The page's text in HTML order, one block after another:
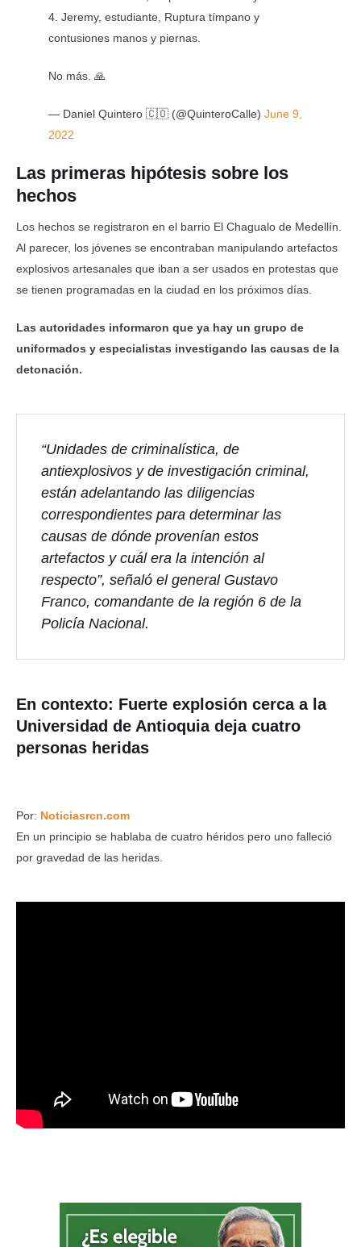
4. Jeremy, estudiante, Ruptura tímpano y
contusiones manos y piernas.
No más. 🙏
— Daniel Quintero 🇨🇴 (@QuinteroCalle) June 9,
2022
Las primeras hipótesis sobre los
hechos
Los hechos se registraron en el barrio El Chagualo de Medellín.
Al parecer, los jóvenes se encontraban manipulando artefactos
explosivos artesanales que iban a ser usados en protestas que
se tienen programadas en la ciudad en los próximos días.
Las autoridades informaron que ya hay un grupo de
uniformados y especialistas investigando las causas de la
detonación.
“Unidades de criminalística, de
antiexplosivos y de investigación criminal,
están adelantando las diligencias
correspondientes para determinar las
causas de dónde provenían estos
artefactos y cuál era la intención al
respecto”, señaló el general Gustavo
Franco, comandante de la región 6 de la
Policía Nacional.
En contexto: Fuerte explosión cerca a la
Universidad de Antioquia deja cuatro
personas heridas
Por: Noticiasrcn.com
En un principio se hablaba de cuatro héridos pero uno falleció
por gravedad de las heridas.